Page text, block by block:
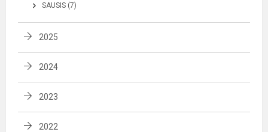
SAUSIS (7)
2025
2024
2023
2022